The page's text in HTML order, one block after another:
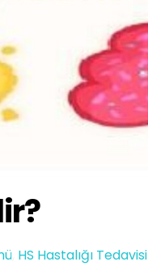
, HS Hastalığı Tedavisi